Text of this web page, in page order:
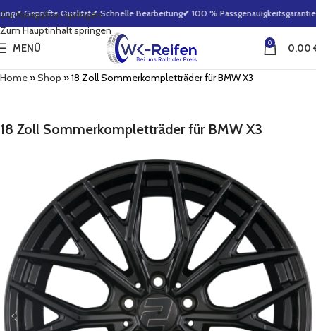
Zur Navigation springen
Zum Hauptinhalt springen
✔ Geprüfte Qualität✔ Schnelle Bearbeitung✔ 100 % Passgenauigkeitsgarantie✔
MENÜ 0 0,00
Home»Shop »18 Zoll Sommerkompletträder für BMW X3
18 Zoll Sommerkompletträder für BMW X3